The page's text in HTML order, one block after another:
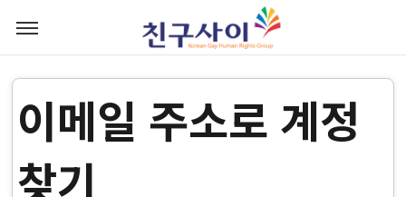
이메일 주소로 계정
찾기